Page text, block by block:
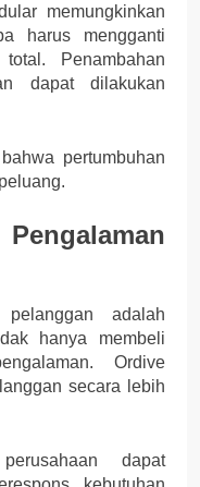
memungkinkan
harus mengganti
Penambahan
dapat dilakukan
pertumbuhan
adalah
hanya membeli
Ordive
secara lebih
dapat